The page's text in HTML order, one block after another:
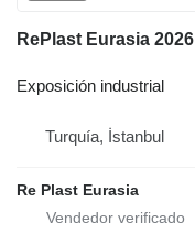
RePlast Eurasia 2026
Exposición industrial
Turquía, İstanbul
Re Plast Eurasia